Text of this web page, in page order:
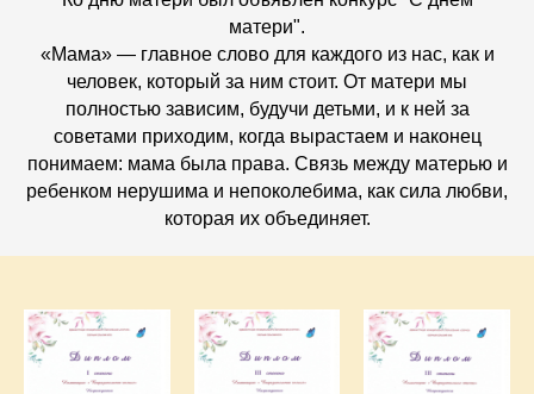
матери".
«Мама» — главное слово для каждого из нас, как и
человек, который за ним стоит. От матери мы
полностью зависим, будучи детьми, и к ней за
советами приходим, когда вырастаем и наконец
понимаем: мама была права. Связь между матерью и
ребенком нерушима и непоколебима, как сила любви,
которая их объединяет.